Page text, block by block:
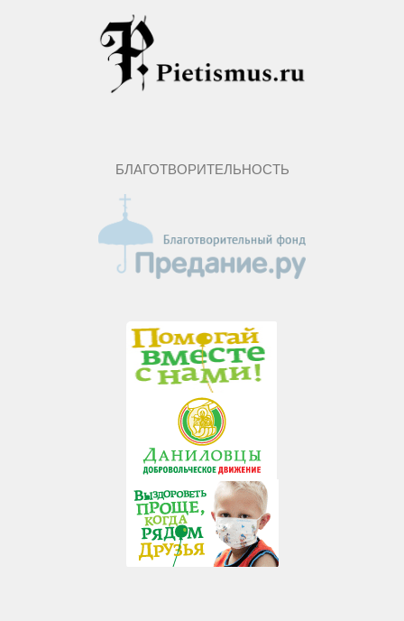
БЛАГОТВОРИТЕЛЬНОСТЬ